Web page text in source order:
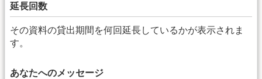
延長回数
その資料の貸出期間を何回延長しているかが表示されま
す。
あなたへのメッセージ